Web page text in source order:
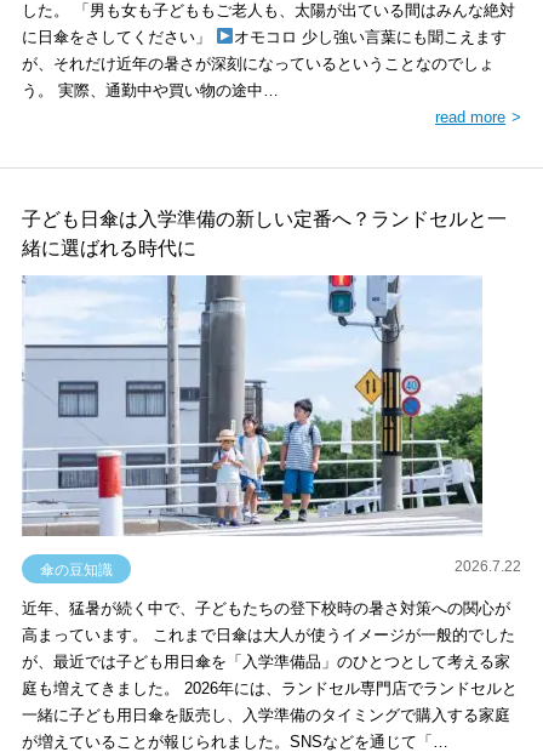
した。 「男も女も子どももご老人も、太陽が出ている間はみんな絶対
に日傘をさしてください」
オモコロ 少し強い言葉にも聞こえます
が、それだけ近年の暑さが深刻になっているということなのでしょ
う。 実際、通勤中や買い物の途中…
read more
子ども日傘は入学準備の新しい定番へ？ランドセルと一
緒に選ばれる時代に
傘の豆知識 2026.7.22
近年、猛暑が続く中で、子どもたちの登下校時の暑さ対策への関心が
高まっています。 これまで日傘は大人が使うイメージが一般的でした
が、最近では子ども用日傘を「入学準備品」のひとつとして考える家
庭も増えてきました。 2026年には、ランドセル専門店でランドセルと
一緒に子ども用日傘を販売し、入学準備のタイミングで購入する家庭
が増えていることが報じられました。SNSなどを通じて「…